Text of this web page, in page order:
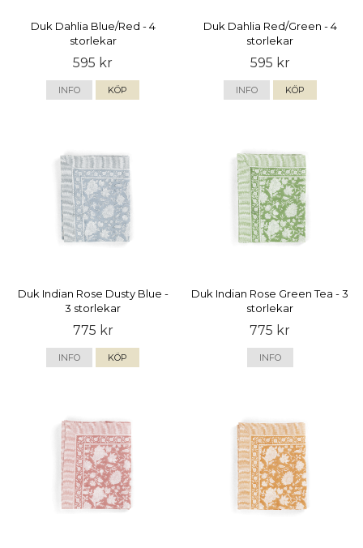
Duk Dahlia Blue/Red - 4
storlekar
595 kr
INFO KÖP
Duk Dahlia Red/Green - 4
storlekar
595 kr
INFO KÖP
Duk Indian Rose Dusty Blue -
3 storlekar
775 kr
INFO KÖP
Duk Indian Rose Green Tea - 3
storlekar
775 kr
INFO